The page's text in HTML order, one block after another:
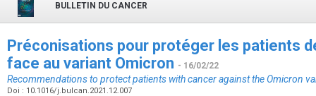
BULLETIN DU CANCER
Préconisations pour protéger les patients
face au variant Omicron - 16/02/22
Recommendations to protect patients with cancer against the Omicron
Doi : 10.1016/j.bulcan.2021.12.007